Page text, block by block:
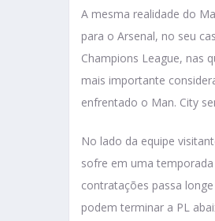
A mesma realidade do
para o Arsenal, no seu
Champions League, nas
mais importante
enfrentado o Man. City
No lado da equipe
sofre em uma temporada
contratações passa
podem terminar a PL